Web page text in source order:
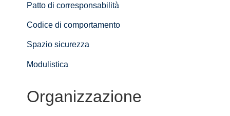
Patto di corresponsabilità
Codice di comportamento
Spazio sicurezza
Modulistica
Organizzazione